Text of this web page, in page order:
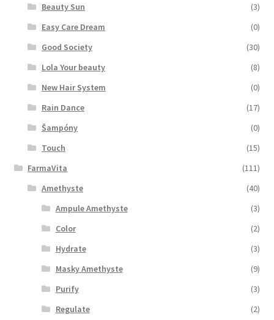
Beauty Sun
(3)
Easy Care Dream
(0)
Good Society
(30)
Lola Your beauty
(8)
New Hair System
(0)
Rain Dance
(17)
Šampóny
(0)
Touch
(15)
FarmaVita
(111)
Amethyste
(40)
Ampule Amethyste
(3)
Color
(2)
Hydrate
(3)
Masky Amethyste
(9)
Purify
(3)
Regulate
(2)